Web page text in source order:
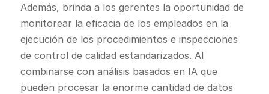
Además, brinda a los gerentes la oportunidad de
monitorear la eficacia de los empleados en la
ejecución de los procedimientos e inspecciones
de control de calidad estandarizados. Al
combinarse con análisis basados en IA que
pueden procesar la enorme cantidad de datos